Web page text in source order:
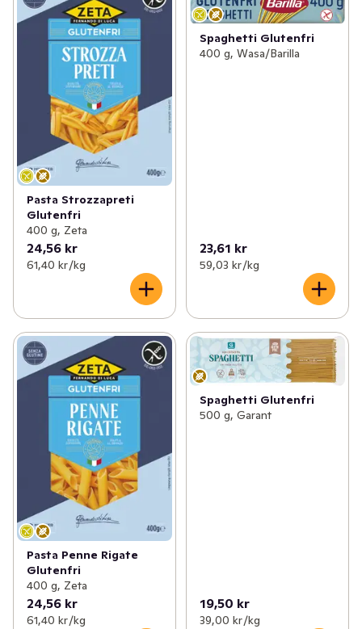
Pasta Strozzapreti
Glutenfri
400 g, Zeta
24,56 kr
61,40 kr /kg
Spaghetti Glutenfri
400 g, Wasa/Barilla
23,61 kr
59,03 kr /kg
Pasta Penne Rigate
Glutenfri
400 g, Zeta
24,56 kr
61,40 kr /kg
Spaghetti Glutenfri
500 g, Garant
19,50 kr
39,00 kr /kg